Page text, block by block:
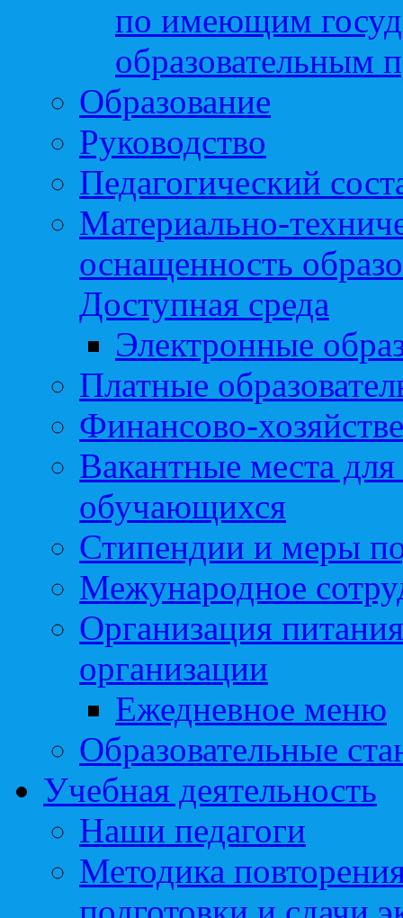
по имеющим
образовательным
Образование
Руководство
Педагогический
Материально-
оснащенность
Доступная среда
Электронные
Платные
Финансово-
Вакантные места
обучающихся
Стипендии и меры
Межународное
Организация
организации
Ежедневное меню
Образовательные
Учебная деятельность
Наши педагоги
Методика